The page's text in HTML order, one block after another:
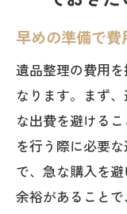
早めの準備で
遺品整理の費用
なります。まず
な出費を避ける
を行う際に必要
で、急な購入を
余裕があること